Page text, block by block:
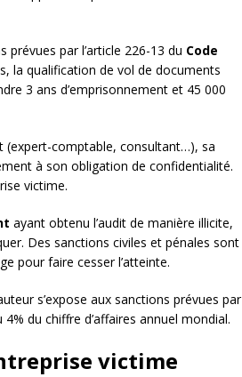
prévues par l’article 226-13 du Code
la qualification de vol de documents
3 ans d’emprisonnement et 45 000
(expert-comptable, consultant…), sa
à son obligation de confidentialité.
victime.
ayant obtenu l’audit de manière illicite,
Des sanctions civiles et pénales sont
pour faire cesser l’atteinte.
s’expose aux sanctions prévues par
du chiffre d’affaires annuel mondial.
victime